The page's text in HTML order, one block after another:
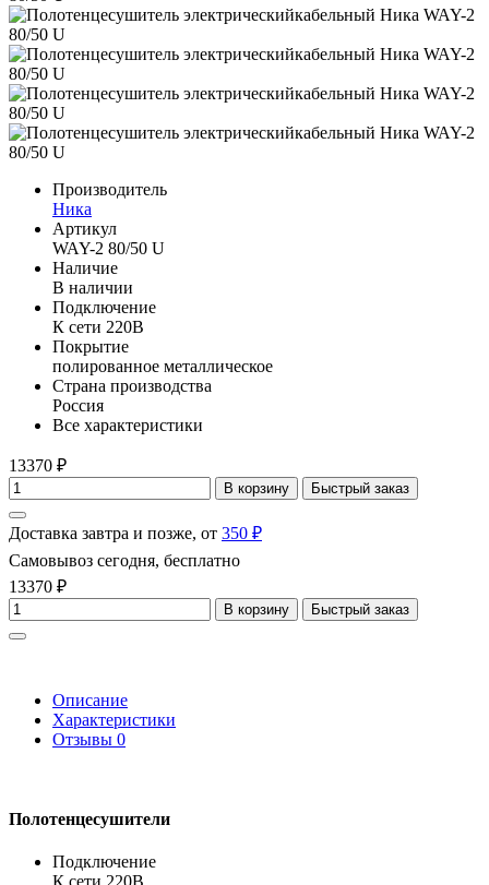
Производитель
Ника
Артикул
WAY-2 80/50 U
Наличие
В наличии
Подключение
К сети 220В
Покрытие
полированное металлическое
Страна производства
Россия
Все характеристики
13370 ₽
В корзину Быстрый заказ
Доставка завтра и позже, от 350 ₽
Самовывоз сегодня, бесплатно
13370 ₽
В корзину Быстрый заказ
Описание
Характеристики
Отзывы 0
Полотенцесушители
Подключение